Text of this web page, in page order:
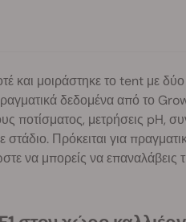
και μοιράστηκε το tent με
δεδομένα από το
ποτίσματος, μετρήσεις pH,
Πρόκειται για
να μπορείς να επαναλάβεις